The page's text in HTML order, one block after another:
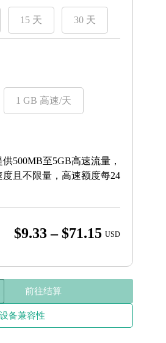
15 天 30 天
1 GB 高速/天
500MB至5GB高速流量，
且不限量，高速额度每24
$9.33 – $71.15Price
$9.33
through
$71.15
USD
前往结算
备兼容性